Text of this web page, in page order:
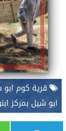
قرية كوم
ابو شيل بمركز